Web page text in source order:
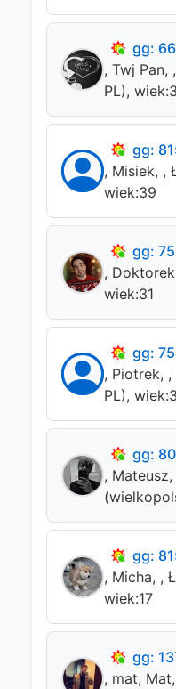
gg:
, Twj Pan,
PL),
gg:
, Misiek, ,
wiek:39
gg:
,
wiek:31
gg:
, Piotrek, ,
PL),
gg:
,
gg:
, Micha, ,
wiek:17
gg:
, mat,